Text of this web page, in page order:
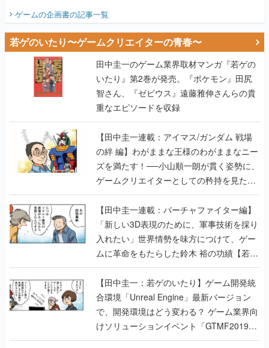
ゲームの企画書の記事一覧
若ゲのいたり〜ゲームクリエイターの青春〜
田中圭一のゲーム業界取材マンガ『若ゲの
いたり』第2巻が発売。『ポケモン』田尻
智さん、『ゼビウス』遠藤雅伸さんらの貴
重なエピソードを収録
【田中圭一連載：アイマス/ガンダム 戦場
の絆 編】わがままな王様のわがままなニー
ズを満たす！──小山順一朗が貫く姿勢に、
ゲームクリエイターとしての矜持を見た
【若ゲのいたり最終回】
【田中圭一連載：バーチャファイター編】
「新しい3D表現のために、軍事技術を採り
入れたい」世界情勢を味方につけて、ゲー
ムに革命をもたらした鈴木 裕の功績【若ゲ
のいたり】
【田中圭一：若ゲのいたり】ゲーム開発統
合環境「Unreal Engine」最新バージョン
で、開発環境はどう変わる？ ゲーム業界向
けソリューションイベント「GTMF2019」
に行って、より理解を深めよう【PR】